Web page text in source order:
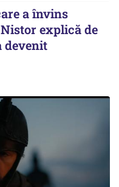
a învins
explică de
devenit